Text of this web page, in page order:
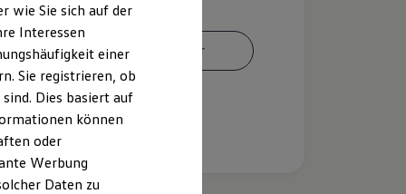
Ansprechpartner
wie Sie sich auf der
Interessen
einer
Sie registrieren, ob
Dies basiert auf
können
oder
Werbung
Daten zu